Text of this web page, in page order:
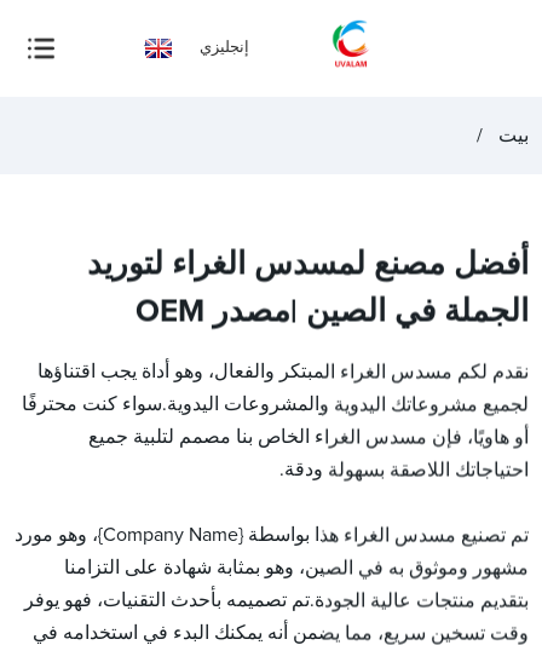
إنجليزي
بيت
أفضل مصنع لمسدس الغراء لتوريد
الجملة في الصين |مصدر OEM
نقدم لكم مسدس الغراء المبتكر والفعال، وهو أداة يجب اقتناؤها
لجميع مشروعاتك اليدوية والمشروعات اليدوية.سواء كنت محترفًا
أو هاويًا، فإن مسدس الغراء الخاص بنا مصمم لتلبية جميع
احتياجاتك اللاصقة بسهولة ودقة.
تم تصنيع مسدس الغراء هذا بواسطة {Company Name}، وهو مورد
مشهور وموثوق به في الصين، وهو بمثابة شهادة على التزامنا
بتقديم منتجات عالية الجودة.تم تصميمه بأحدث التقنيات، فهو يوفر
وقت تسخين سريع، مما يضمن أنه يمكنك البدء في استخدامه في